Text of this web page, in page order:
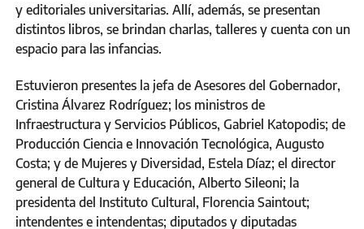
y editoriales universitarias. Allí, además, se presentan
distintos libros, se brindan charlas, talleres y cuenta con un
espacio para las infancias.
Estuvieron presentes la jefa de Asesores del Gobernador,
Cristina Álvarez Rodríguez; los ministros de
Infraestructura y Servicios Públicos, Gabriel Katopodis; de
Producción Ciencia e Innovación Tecnológica, Augusto
Costa; y de Mujeres y Diversidad, Estela Díaz; el director
general de Cultura y Educación, Alberto Sileoni; la
presidenta del Instituto Cultural, Florencia Saintout;
intendentes e intendentas; diputados y diputadas